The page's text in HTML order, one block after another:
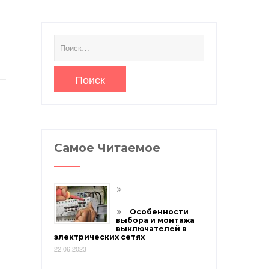
Самое Читаемое
Особенности
выбора и монтажа
выключателей в
электрических сетях
22.06.2023